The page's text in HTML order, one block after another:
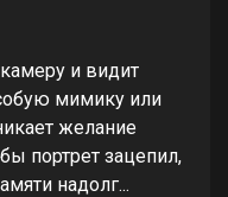
и видит
мимику или
желание
портрет зацепил,
надолг...